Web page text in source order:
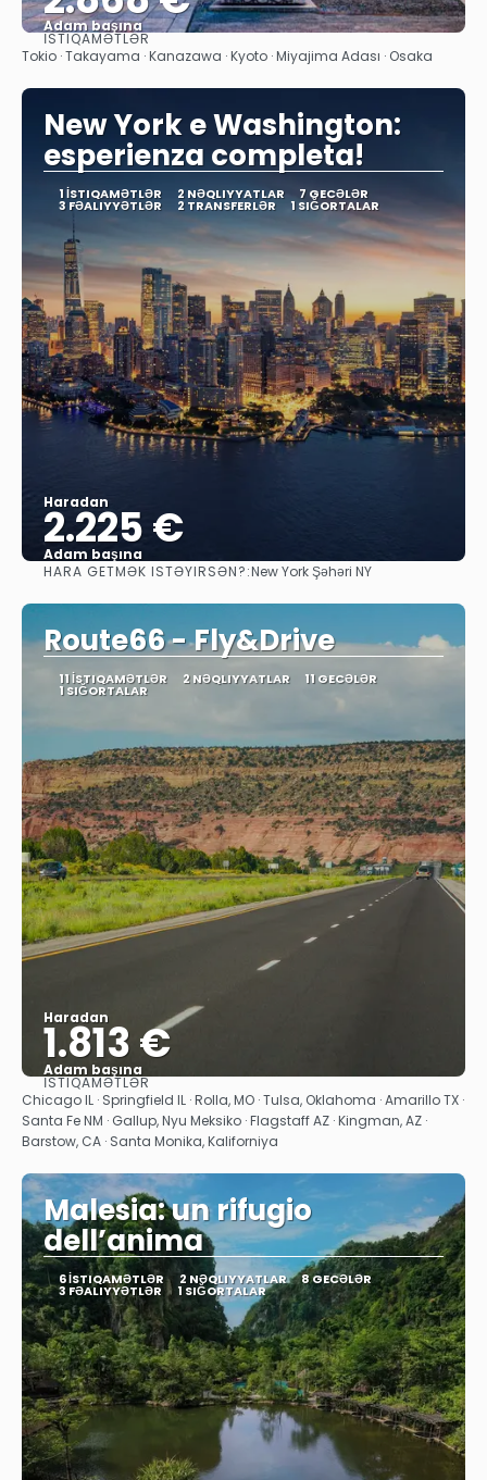
Adam başına
Baxın
İSTIQAMƏTLƏR
Tokio · Takayama · Kanazawa · Kyoto · Miyajima Adası · Osaka
New York e Washington:
esperienza completa!
1 İSTIQAMƏTLƏR 2 NƏQLIYYATLAR 7 GECƏLƏR
3 FƏALIYYƏTLƏR 2 TRANSFERLƏR 1 SIĞORTALAR
Haradan
2.225 €
Adam başına
Baxın
HARA GETMƏK ISTƏYIRSƏN?:New York Şəhəri NY
Route66 - Fly&Drive
11 İSTIQAMƏTLƏR 2 NƏQLIYYATLAR 11 GECƏLƏR
1 SIĞORTALAR
Haradan
1.813 €
Adam başına
Baxın
İSTIQAMƏTLƏR
Chicago IL · Springfield IL · Rolla, MO · Tulsa, Oklahoma · Amarillo TX ·
Santa Fe NM · Gallup, Nyu Meksiko · Flagstaff AZ · Kingman, AZ ·
Barstow, CA · Santa Monika, Kaliforniya
Malesia: un rifugio
dell’anima
6 İSTIQAMƏTLƏR 2 NƏQLIYYATLAR 8 GECƏLƏR
3 FƏALIYYƏTLƏR 1 SIĞORTALAR